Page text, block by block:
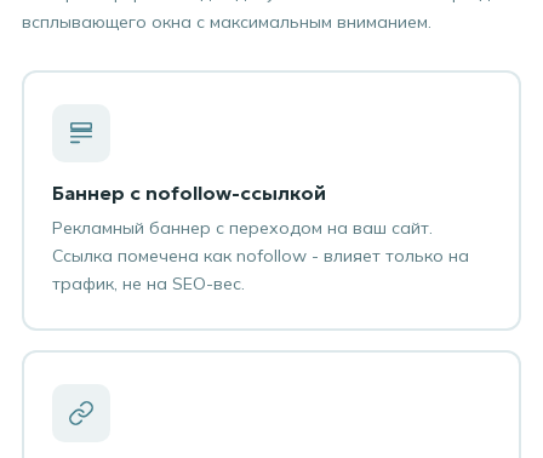
всплывающего окна с максимальным вниманием.
Баннер с nofollow-ссылкой
Рекламный баннер с переходом на ваш сайт.
Ссылка помечена как nofollow - влияет только на
трафик, не на SEO-вес.